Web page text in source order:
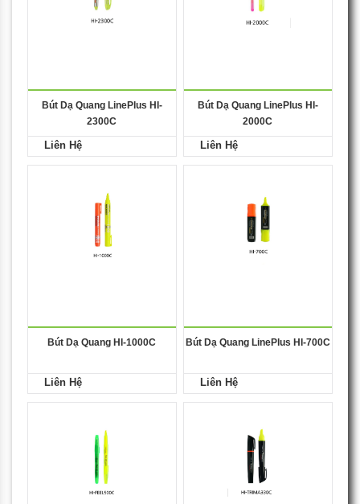
Bút Dạ Quang LinePlus HI-
2300C
Liên Hệ
Bút Dạ Quang LinePlus HI-
2000C
Liên Hệ
Bút Dạ Quang HI-1000C
Liên Hệ
Bút Dạ Quang LinePlus HI-700C
Liên Hệ